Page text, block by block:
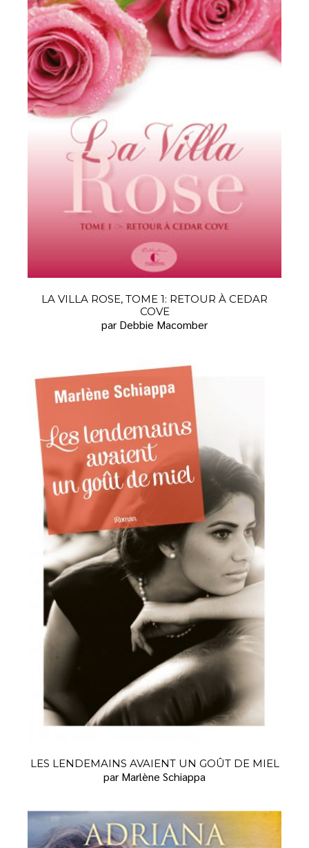
LA VILLA ROSE, TOME 1: RETOUR À CEDAR
COVE
par Debbie Macomber
LES LENDEMAINS AVAIENT UN GOÛT DE MIEL
par Marlène Schiappa